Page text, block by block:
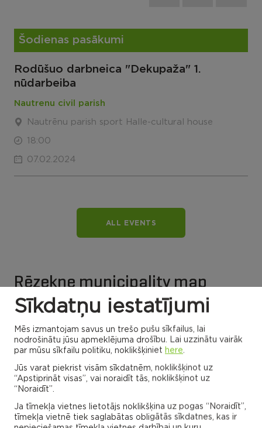
Šodienas pasākumi
Rodūšuo darbneica "Dekupaža" 1.
nūdarbeiba
Nautrenu civil parish
Nautrēnu parish sport Halle-cultural house
18:00
07.02.2024
ALL EVENTS
Rēzekne municipality map
Click the parish or association card to explore
more
ADMINISTRATIONS OF ASSOCIATIONS
Dricānu apvienības
pārvalde
Nautrēnu apvienības
pārvalde
Sīkdatņu iestatījumi
Mēs izmantojam savus un trešo pušu sīkfailus, lai
nodrošinātu jūsu apmeklējuma drošību. Lai uzzinātu vairāk
par mūsu sīkfailu politiku, noklikšķiniet here.
Jūs varat piekrist visām sīkdatnēm, noklikšķinot uz
“Apstiprināt visas”, vai noraidīt tās, noklikšķinot uz
“Noraidīt”.
Ja tīmekļa vietnes lietotājs noklikšķina uz pogas “Noraidīt”,
tīmekļa vietnē tiek saglabātas obligātās sīkdatnes, kas ir